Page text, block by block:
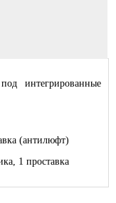
интегрированные
(антилюфт)
1 проставка